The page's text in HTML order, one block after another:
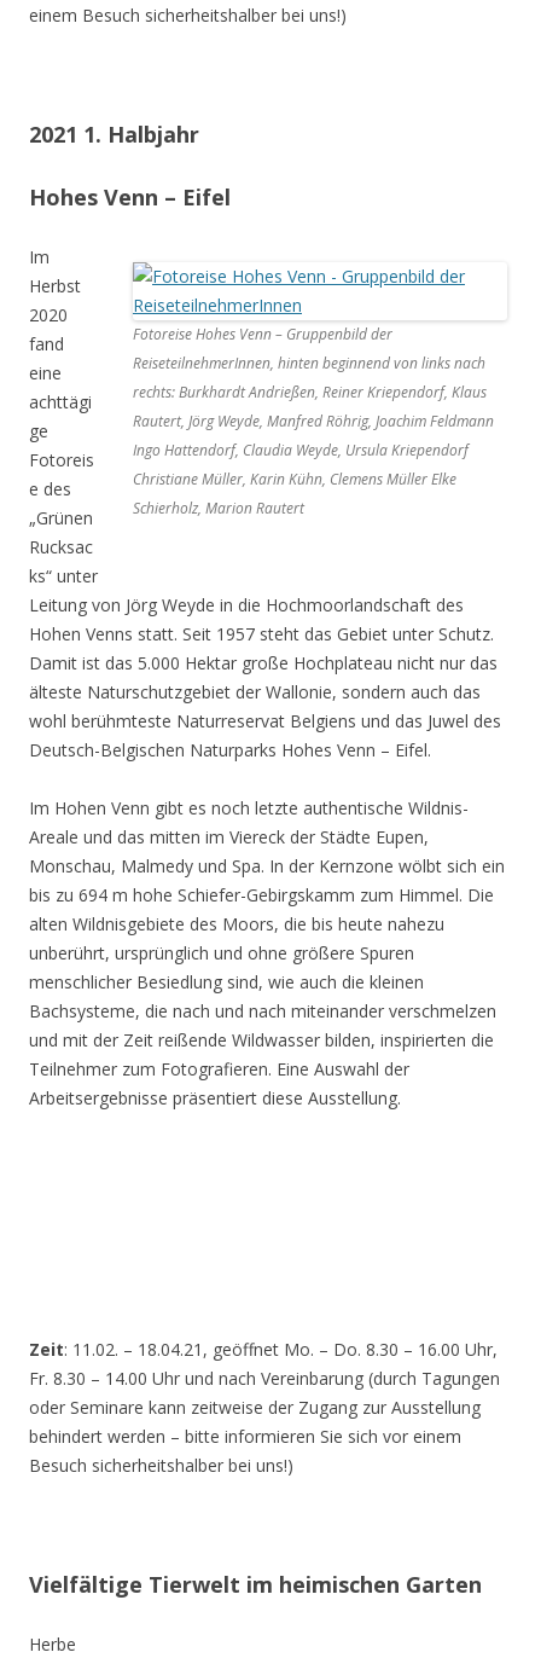
einem Besuch sicherheitshalber bei uns!)
2021 1. Halbjahr
Hohes Venn – Eifel
Fotoreise Hohes Venn – Gruppenbild der
ReiseteilnehmerInnen, hinten beginnend von links nach
rechts: Burkhardt Andrießen, Reiner Kriependorf, Klaus
Rautert, Jörg Weyde, Manfred Röhrig, Joachim Feldmann
Ingo Hattendorf, Claudia Weyde, Ursula Kriependorf
Christiane Müller, Karin Kühn, Clemens Müller Elke
Schierholz, Marion Rautert
Im
Herbst
2020
fand
eine
achttägi
ge
Fotoreis
e des
„Grünen
Rucksac
ks“ unter
Leitung von Jörg Weyde in die Hochmoorlandschaft des
Hohen Venns statt. Seit 1957 steht das Gebiet unter Schutz.
Damit ist das 5.000 Hektar große Hochplateau nicht nur das
älteste Naturschutzgebiet der Wallonie, sondern auch das
wohl berühmteste Naturreservat Belgiens und das Juwel des
Deutsch-Belgischen Naturparks Hohes Venn – Eifel.
Im Hohen Venn gibt es noch letzte authentische Wildnis-
Areale und das mitten im Viereck der Städte Eupen,
Monschau, Malmedy und Spa. In der Kernzone wölbt sich ein
bis zu 694 m hohe Schiefer-Gebirgskamm zum Himmel. Die
alten Wildnisgebiete des Moors, die bis heute nahezu
unberührt, ursprünglich und ohne größere Spuren
menschlicher Besiedlung sind, wie auch die kleinen
Bachsysteme, die nach und nach miteinander verschmelzen
und mit der Zeit reißende Wildwasser bilden, inspirierten die
Teilnehmer zum Fotografieren. Eine Auswahl der
Arbeitsergebnisse präsentiert diese Ausstellung.
Zeit: 11.02. – 18.04.21, geöffnet Mo. – Do. 8.30 – 16.00 Uhr,
Fr. 8.30 – 14.00 Uhr und nach Vereinbarung (durch Tagungen
oder Seminare kann zeitweise der Zugang zur Ausstellung
behindert werden – bitte informieren Sie sich vor einem
Besuch sicherheitshalber bei uns!)
Vielfältige Tierwelt im heimischen Garten
Herbe